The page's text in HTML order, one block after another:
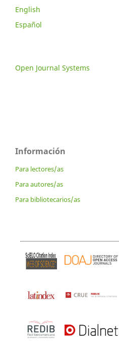
English
Español
Open Journal Systems
Información
Para lectores/as
Para autores/as
Para bibliotecarios/as